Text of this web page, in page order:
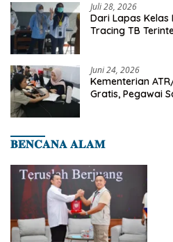
Juli 28, 2026
Dari Lapas Kelas
Tracing TB
Juni 24, 2026
Kementerian
Gratis, Pegawai
𝐁𝐄𝐍𝐂𝐀𝐍𝐀 𝐀𝐋𝐀𝐌